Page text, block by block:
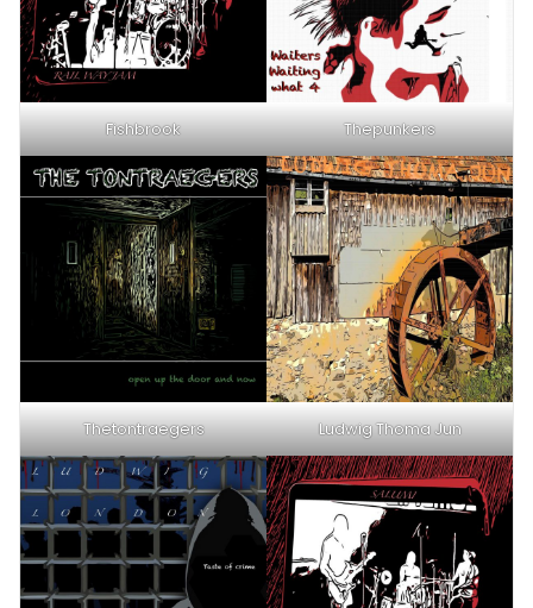
Fishbrook Thepunkers
Thetontraegers Ludwig Thoma Jun